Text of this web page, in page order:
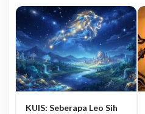
KUIS: Seberapa Leo Sih